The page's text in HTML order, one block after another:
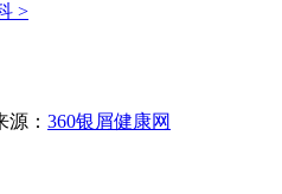
>
： 360银屑健康网